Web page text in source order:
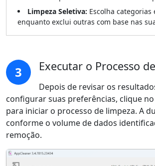
Limpeza Seletiva: Escolha categorias
enquanto exclui outras com base nas
3 Executar o Processo
Depois de revisar os
configurar suas preferências, clique no
para iniciar o processo de limpeza. A
conforme o volume de dados
remoção.